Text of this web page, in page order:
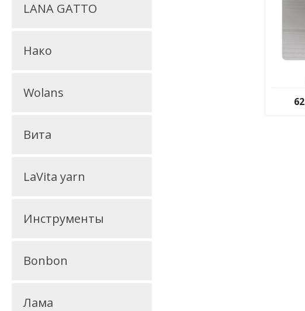
LANA GATTO
Нако
Wolans
Вита
LaVita yarn
Инструменты
Bonbon
Лама
62